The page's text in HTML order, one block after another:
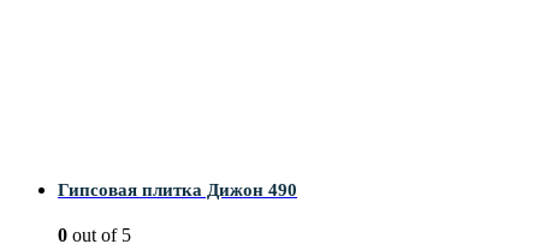
Гипсовая плитка Дижон 490
0 out of 5